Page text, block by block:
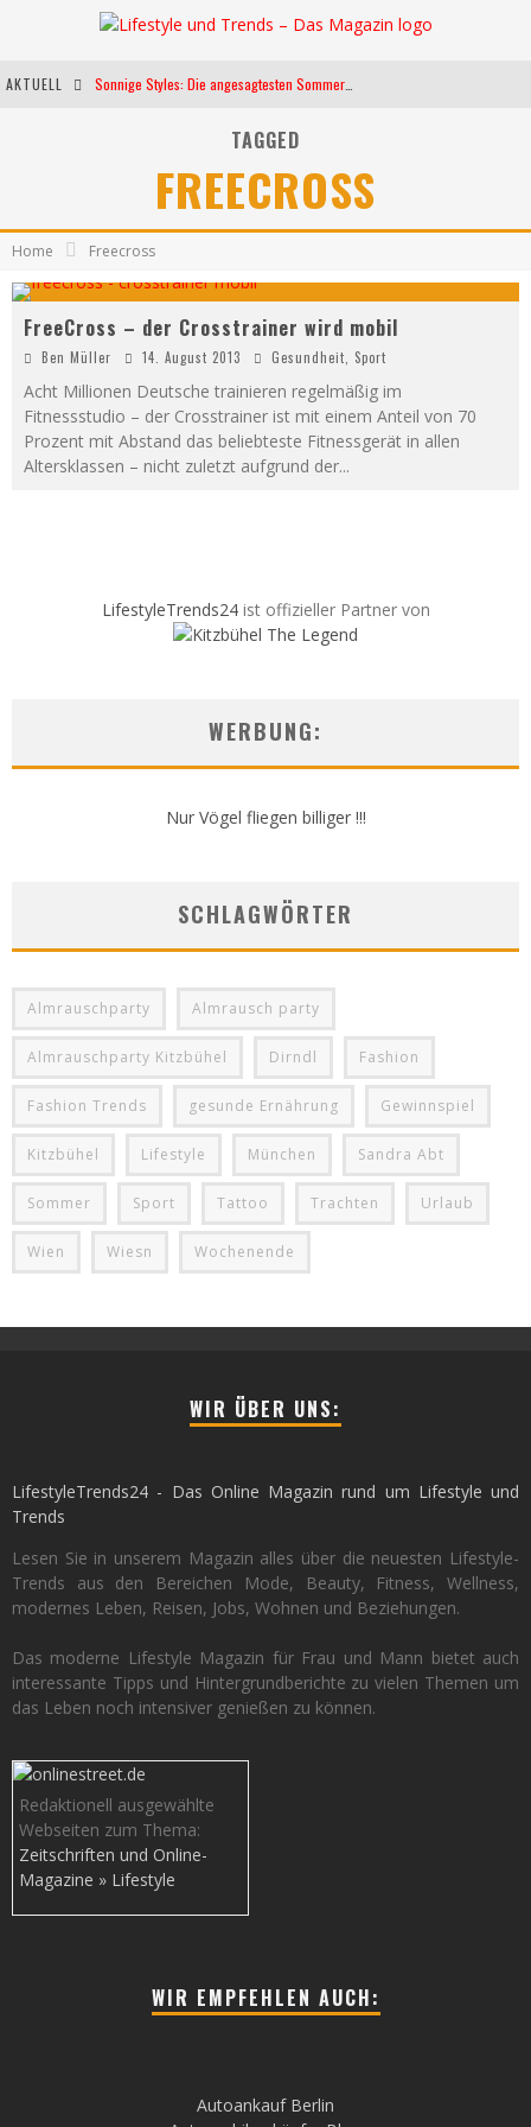
AKTUELL
Weltfrauentag - Eine Feier der Weiblichkeit
Kann unsere Ernährung das biologische Altern verlangsamen?
TAGGED
FREECROSS
Home Freecross
FreeCross – der Crosstrainer wird mobil
Ben Müller 14. August 2013 Gesundheit Sport
Acht Millionen Deutsche trainieren regelmäßig im
Fitnessstudio – der Crosstrainer ist mit einem Anteil von 70
Prozent mit Abstand das beliebteste Fitnessgerät in allen
Altersklassen – nicht zuletzt aufgrund der...
LifestyleTrends24ist offizieller Partner von
WERBUNG:
Nur Vögel fliegen billiger !!!
SCHLAGWÖRTER
Almrauschparty Almrausch party
Almrauschparty Kitzbühel Dirndl Fashion
Fashion Trends gesunde Ernährung Gewinnspiel
Kitzbühel Lifestyle München Sandra Abt
Sommer Sport Tattoo Trachten Urlaub
Wien Wiesn Wochenende
WIR ÜBER UNS:
LifestyleTrends24 - Das Online Magazin rund um Lifestyle und
Trends
Lesen Sie in unserem Magazin alles über die neuesten Lifestyle-
Trends aus den Bereichen Mode, Beauty, Fitness, Wellness,
modernes Leben, Reisen, Jobs, Wohnen und Beziehungen.
Das moderne Lifestyle Magazin für Frau und Mann bietet auch
interessante Tipps und Hintergrundberichte zu vielen Themen um
das Leben noch intensiver genießen zu können.
Redaktionell ausgewählte
Webseiten zum Thema:
Zeitschriften und Online-
Magazine » Lifestyle
WIR EMPFEHLEN AUCH:
Autoankauf Berlin